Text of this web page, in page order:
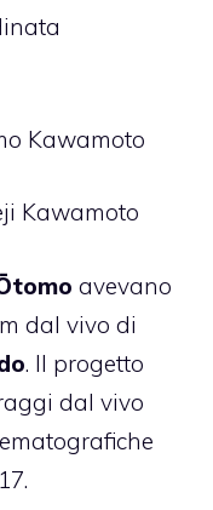
Kawamoto
Kawamoto
avevano
dal vivo di
. Il progetto
dal vivo